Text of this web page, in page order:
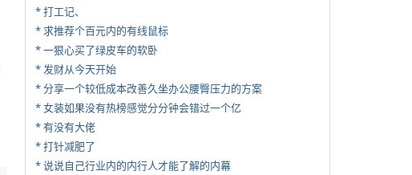
* 打工记、
* 求推荐个百元内的有线鼠标
* 一狠心买了绿皮车的软卧
* 发财从今天开始
* 分享一个较低成本改善久坐办公腰臀压力的方案
* 女装如果没有热榜感觉分分钟会错过一个亿
* 有没有大佬
* 打针减肥了
* 说说自己行业内的内行人才能了解的内幕